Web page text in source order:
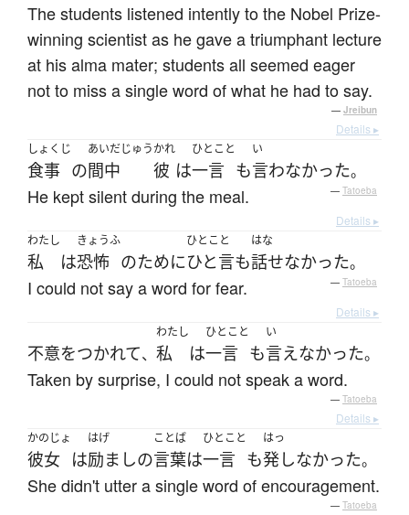
The students listened intently to the Nobel Prize-
winning scientist as he gave a triumphant lecture
at his alma mater; students all seemed eager
not to miss a single word of what he had to say.
— Jreibun
Details ▸
しょくじ
食事 の
あいだじゅう
間中
かれ
彼 は
ひとこと
一言 も
い
言わなかった。
He kept silent during the meal. — Tatoeba
Details ▸
わたし
私 は
きょうふ
恐怖 のために
ひとこと
ひと言も
はな
話せなかった。
I could not say a word for fear. — Tatoeba
Details ▸
不意をつかれて、
わたし
私 は
ひとこと
一言 も
い
言えなかった。
Taken by surprise, I could not speak a word.
— Tatoeba
Details ▸
かのじょ
彼女 は
はげ
励ましの
ことば
言葉は
ひとこと
一言 も
はっ
発しなかった。
She didn't utter a single word of encouragement.
— Tatoeba